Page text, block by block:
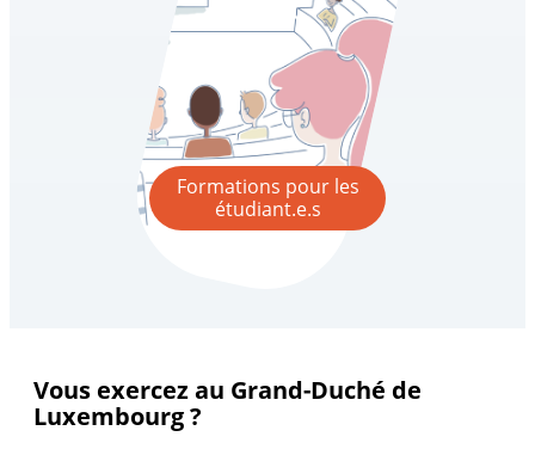
Formations pour les
étudiant.e.s
Vous exercez au Grand-Duché de
Luxembourg ?